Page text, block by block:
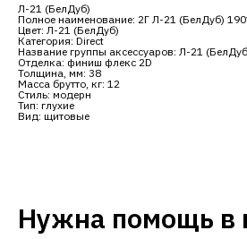
Л-21 (БелДуб)
Полное наименование: 2Г Л-21 (БелДуб)
Цвет: Л-21 (БелДуб)
Категория: Direct
Название группы аксессуаров: Л-21
Отделка: финиш флекс 2D
Толщина, мм: 38
Масса брутто, кг: 12
Стиль: модерн
Тип: глухие
Вид: щитовые
Нужна помощь в